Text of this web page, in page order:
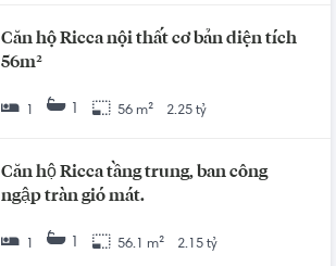
Căn hộ Ricca nội thất cơ bản diện tích
56m²
1 56 m² 2.25 tỷ
Căn hộ Ricca tầng trung, ban công
ngập tràn gió mát.
1 56.1 m² 2.15 tỷ